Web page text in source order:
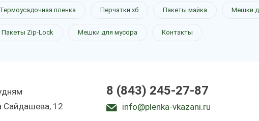
Термоусадочная пленка Перчатки хб Пакеты майка Мешки
Пакеты Zip-Lock Мешки для мусора Контакты
Сайдашева, 12
8 (843) 245-27-87
info@plenka-vkazani.ru